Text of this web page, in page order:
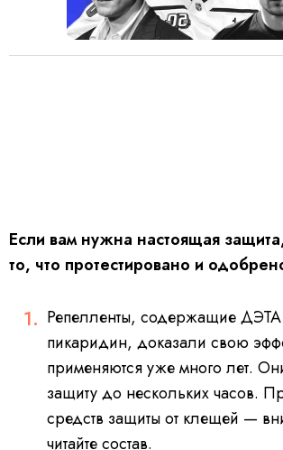
Если вам нужна настоящая
то, что протестировано и
Репелленты, содержащие
пикаридин, доказали свою
применяются уже много лет.
защиту до нескольких часов.
средств защиты от клещей —
читайте состав.